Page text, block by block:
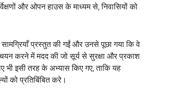
और ओपन हाउस के माध्यम से, निवासियों को
प्रस्तुत की गईं और उनसे पूछा गया कि वे
करने में मदद की जो सूर्य से सुरक्षा और प्रकाश
इसी तरह के अभ्यास किए गए, ताकि यह
को प्रतिबिंबित करे।